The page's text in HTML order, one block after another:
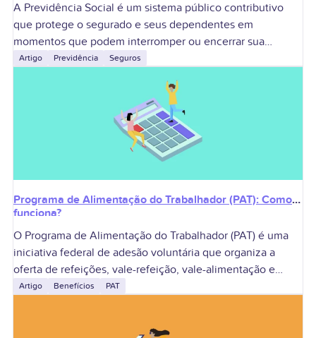
A Previdência Social é um sistema público contributivo
que protege o segurado e seus dependentes em
momentos que podem interromper ou encerrar sua
capacidade de gerar renda. A aposentadoria é
Artigo Previdência Seguros
Programa de Alimentação do Trabalhador (PAT): Como
funciona?
O Programa de Alimentação do Trabalhador (PAT) é uma
iniciativa federal de adesão voluntária que organiza a
oferta de refeições, vale-refeição, vale-alimentação e
outras modalidades pelas empresas. Criado para melhorar
Artigo Benefícios PAT